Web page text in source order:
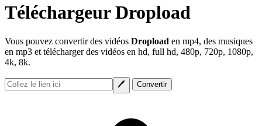
Téléchargeur Dropload
Vous pouvez convertir des vidéos Dropload en mp4, des musiques
en mp3 et télécharger des vidéos en hd, full hd, 480p, 720p, 1080p,
4k, 8k.